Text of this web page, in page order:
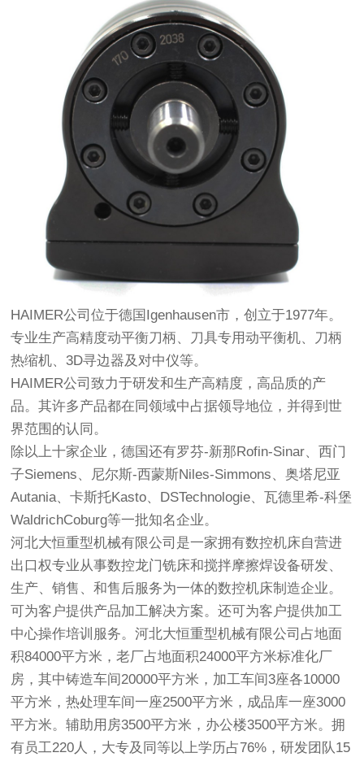
HAIMER公司位于德国Igenhausen市，创立于1977年。
专业生产高精度动平衡刀柄、刀具专用动平衡机、刀柄
热缩机、3D寻边器及对中仪等。
HAIMER公司致力于研发和生产高精度，高品质的产
品。其许多产品都在同领域中占据领导地位，并得到世
界范围的认同。
除以上十家企业，德国还有罗芬-新那Rofin-Sinar、西门
子Siemens、尼尔斯-西蒙斯Niles-Simmons、奥塔尼亚
Autania、卡斯托Kasto、DSTechnologie、瓦德里希-科堡
WaldrichCoburg等一批知名企业。
河北大恒重型机械有限公司是一家拥有数控机床自营进
出口权专业从事数控龙门铣床和搅拌摩擦焊设备研发、
生产、销售、和售后服务为一体的数控机床制造企业。
可为客户提供产品加工解决方案。还可为客户提供加工
中心操作培训服务。河北大恒重型机械有限公司占地面
积84000平方米，老厂占地面积24000平方米标准化厂
房，其中铸造车间20000平方米，加工车间3座各10000
平方米，热处理车间一座2500平方米，成品库一座3000
平方米。辅助用房3500平方米，办公楼3500平方米。拥
有员工220人，大专及同等以上学历占76%，研发团队15